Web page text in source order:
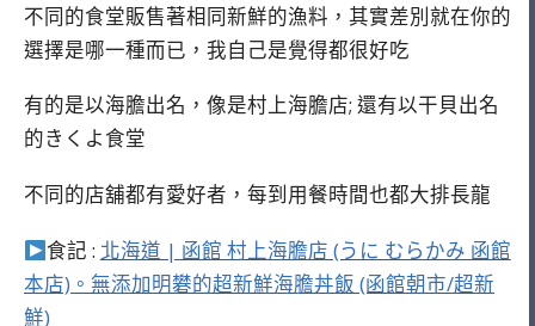
不同的食堂販售著相同新鮮的漁料，其實差別就在你的
選擇是哪一種而已，我自己是覺得都很好吃
有的是以海膽出名，像是村上海膽店; 還有以干貝出名
的きくよ食堂
不同的店舖都有愛好者，每到用餐時間也都大排長龍
食記 : 北海道 | 函館 村上海膽店 (うに むらかみ 函館
本店)。無添加明礬的超新鮮海膽丼飯 (函館朝市/超新
鮮)